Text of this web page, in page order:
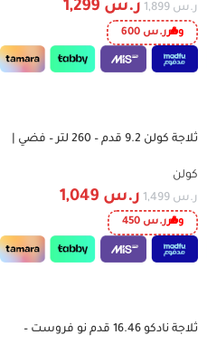
ر.س ر.س
وفرر.س 600
-30%
ثلاجة كولن 9.2 قدم – 260 لتر – فضي |
كولن
ر.س
ر.س
وفرر.س 450
-26%
ثلاجة نادكو 16.46 قدم نو فروست –